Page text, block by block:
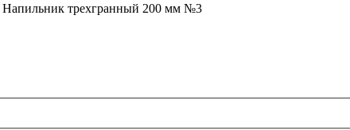
Напильник трехгранный 200 мм №3